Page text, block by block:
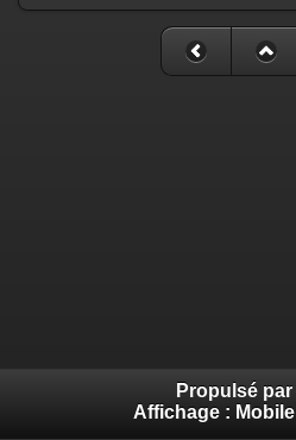
Propulsé par
Affichage : Mobile